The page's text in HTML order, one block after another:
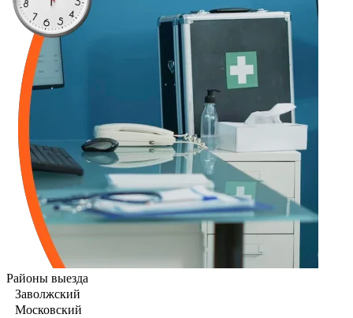
Районы выезда
Заволжский
Московский